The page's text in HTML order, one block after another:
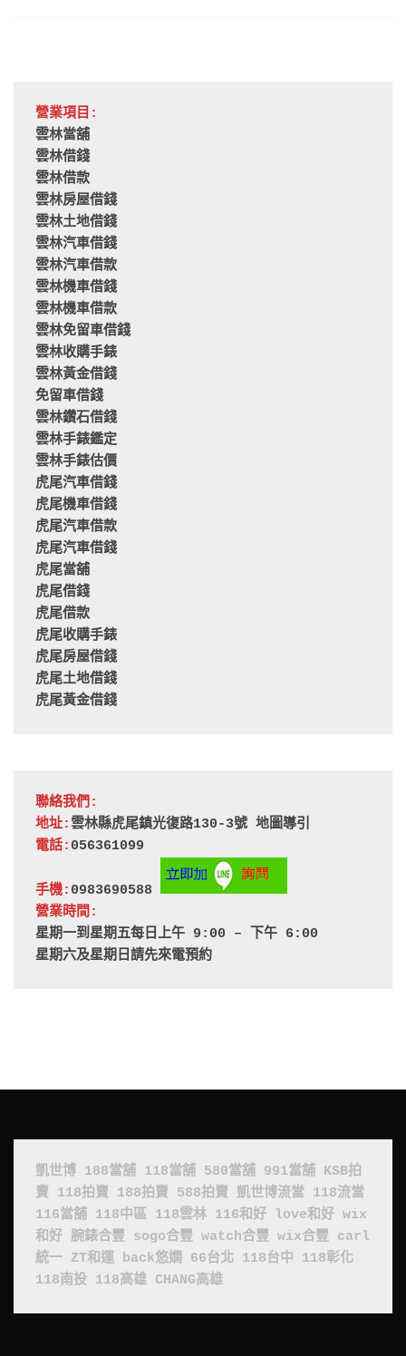
營業項目:
雲林當舖
雲林借錢
雲林借款
雲林房屋借錢
雲林土地借錢
雲林汽車借錢
雲林汽車借款
雲林機車借錢
雲林機車借款
雲林免留車借錢
雲林收購手錶
雲林黃金借錢
免留車借錢
雲林鑽石借錢
雲林手錶鑑定
雲林手錶估價
虎尾汽車借錢
虎尾機車借錢
虎尾汽車借款
虎尾汽車借錢
虎尾當舖
虎尾借錢
虎尾借款
虎尾收購手錶
虎尾房屋借錢
虎尾土地借錢
虎尾黃金借錢
聯絡我們:
地址:雲林縣虎尾鎮光復路130-3號 地圖導引
電話: 056361099
手機: 0983690588
營業時間:
星期一到星期五每日上午 9:00 – 下午 6:00
星期六及星期日請先來電預約
凱世博 188當舖 118當舖 580當舖 991當舖 KSB拍
賣
118拍賣 188拍賣 588拍賣 凱世博流當 118流當
116當舖 118中區 118雲林 116和好 love和好 wix
和好
腕錶合豐 sogo合豐 watch合豐 wix合豐 carl
統一 ZT和運 back悠嫻 66台北 118台中
118彰化
118南投 118高雄 CHANG高雄